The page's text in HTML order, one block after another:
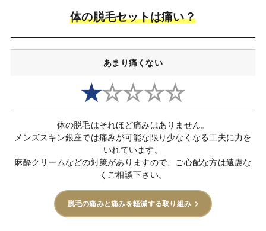
体の脱毛セットは痛い？
あまり痛くない
★☆☆☆☆
体の脱毛はそれほど痛みはありません。
メンズスキン銀座では痛みが可能な限り少なくなる工夫に力を
いれています。
麻酔クリームなどの対策がありますので、ご心配な方は遠慮な
くご相談下さい。
脱毛の痛みと痛みを軽減する取り組み